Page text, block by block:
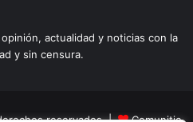
actualidad y noticias con la
y sin censura.
reservados | Comunitic